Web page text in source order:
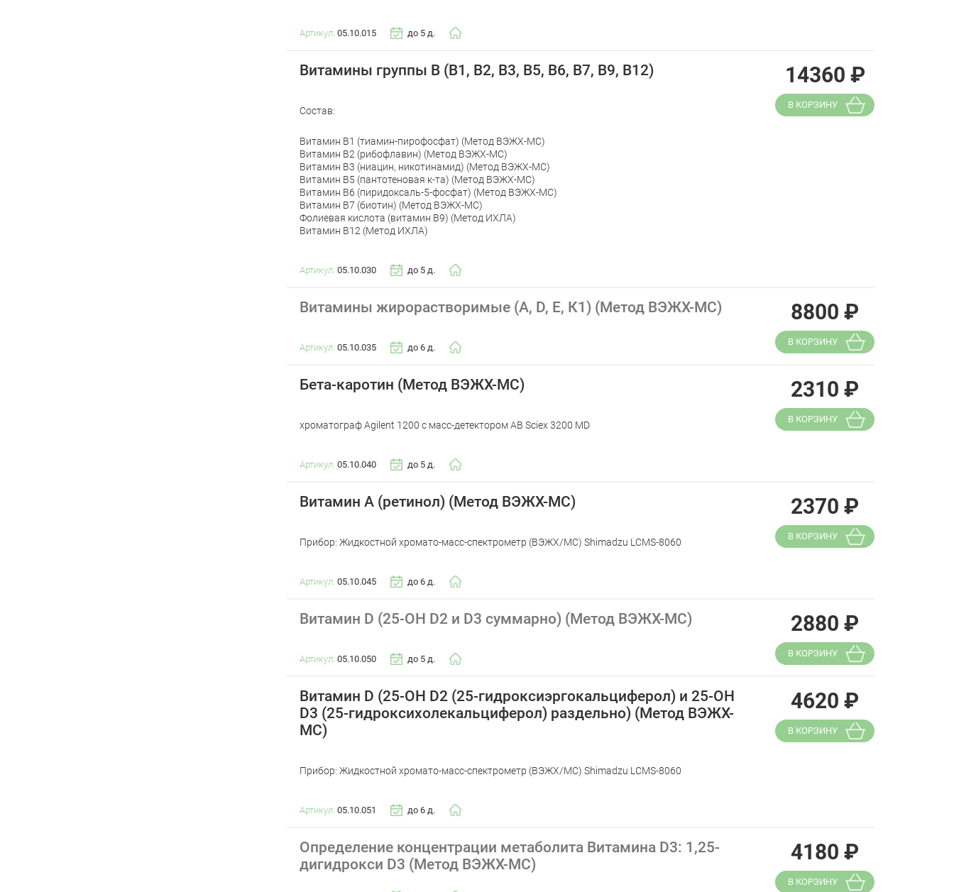
Артикул: 05.10.015 до 5 д.
Витамины группы В (В1, В2, В3, В5, В6, В7, В9, В12)
Состав:
Витамин В1 (тиамин-пирофосфат) (Метод ВЭЖХ-МС)
Витамин В2 (рибофлавин) (Метод ВЭЖХ-МС)
Витамин В3 (ниацин, никотинамид) (Метод ВЭЖХ-МС)
Витамин В5 (пантотеновая к-та) (Метод ВЭЖХ-МС)
Витамин В6 (пиридоксаль-5-фосфат) (Метод ВЭЖХ-МС)
Витамин В7 (биотин) (Метод ВЭЖХ-МС)
Фолиевая кислота (витамин В9) (Метод ИХЛА)
Витамин В12 (Метод ИХЛА)
Артикул: 05.10.030 до 5 д.
14360 ₽
В КОРЗИНУ
Витамины жирорастворимые (А, D, Е, К1) (Метод ВЭЖХ-МС)
Артикул: 05.10.035 до 6 д.
8800 ₽
В КОРЗИНУ
Бета-каротин (Метод ВЭЖХ-МС)
хроматограф Agilent 1200 с масс-детектором AB Sciex 3200 MD
Артикул: 05.10.040 до 5 д.
2310 ₽
В КОРЗИНУ
Витамин А (ретинол) (Метод ВЭЖХ-МС)
Прибор: Жидкостной хромато-масс-спектрометр (ВЭЖХ/МС) Shimadzu LCMS-8060
Артикул: 05.10.045 до 6 д.
2370 ₽
В КОРЗИНУ
Витамин D (25-OH D2 и D3 суммарно) (Метод ВЭЖХ-МС)
Артикул: 05.10.050 до 5 д.
2880 ₽
В КОРЗИНУ
Витамин D (25-OH D2 (25-гидроксиэргокальциферол) и 25-ОН
D3 (25-гидроксихолекальциферол) раздельно) (Метод ВЭЖХ-
МС)
Прибор: Жидкостной хромато-масс-спектрометр (ВЭЖХ/МС) Shimadzu LCMS-8060
Артикул: 05.10.051 до 6 д.
4620 ₽
В КОРЗИНУ
Определение концентрации метаболита Витамина D3: 1,25-
дигидрокси D3 (Метод ВЭЖХ-МС)
4180 ₽
В КОРЗИНУ